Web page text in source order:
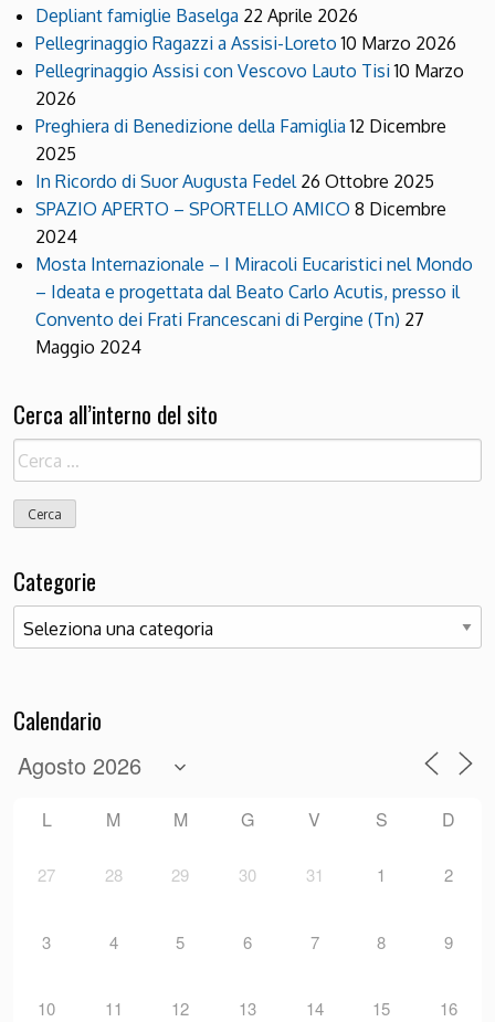
Depliant famiglie Baselga 22 Aprile 2026
Pellegrinaggio Ragazzi a Assisi-Loreto 10 Marzo 2026
Pellegrinaggio Assisi con Vescovo Lauto Tisi 10 Marzo
2026
Preghiera di Benedizione della Famiglia 12 Dicembre
2025
In Ricordo di Suor Augusta Fedel 26 Ottobre 2025
SPAZIO APERTO – SPORTELLO AMICO 8 Dicembre
2024
Mosta Internazionale – I Miracoli Eucaristici nel Mondo
– Ideata e progettata dal Beato Carlo Acutis, presso il
Convento dei Frati Francescani di Pergine (Tn) 27
Maggio 2024
Cerca all’interno del sito
Ricerca
per:
Categorie
Categorie
Calendario
L M M G V S D
27 28 29 30 31 1 2
3 4 5 6 7 8 9
10 11 12 13 14 15 16